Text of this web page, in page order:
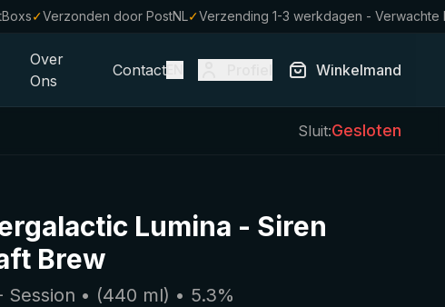
✓Verzonden door PostNL✓Verzending 1-3 werkdagen -
Over
Ons
Contact Winkelmand
Sluit:Gesloten
Lumina - Siren
Brew
Session • (440 ml) • 5.3%